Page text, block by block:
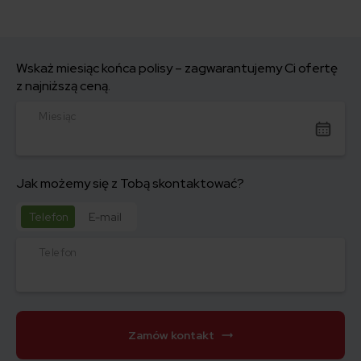
Wskaż miesiąc końca polisy – zagwarantujemy Ci ofertę
z najniższą ceną.
Miesiąc
Jak możemy się z Tobą skontaktować?
Telefon E-mail
Telefon
Zamów kontakt